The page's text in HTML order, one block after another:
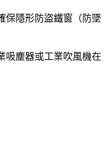
保隱形防盜鐵窗（防墜
吸塵器或工業吹風機在